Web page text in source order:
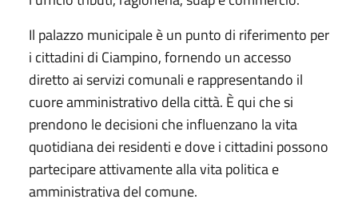
Il palazzo municipale è un punto di riferimento per
i cittadini di Ciampino, fornendo un accesso
diretto ai servizi comunali e rappresentando il
cuore amministrativo della città. È qui che si
prendono le decisioni che influenzano la vita
quotidiana dei residenti e dove i cittadini possono
partecipare attivamente alla vita politica e
amministrativa del comune.